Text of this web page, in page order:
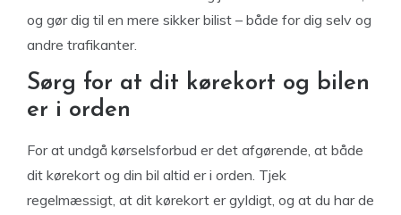
og gør dig til en mere sikker bilist – både for dig selv og
andre trafikanter.
Sørg for at dit kørekort og bilen
er i orden
For at undgå kørselsforbud er det afgørende, at både
dit kørekort og din bil altid er i orden. Tjek
regelmæssigt, at dit kørekort er gyldigt, og at du har de